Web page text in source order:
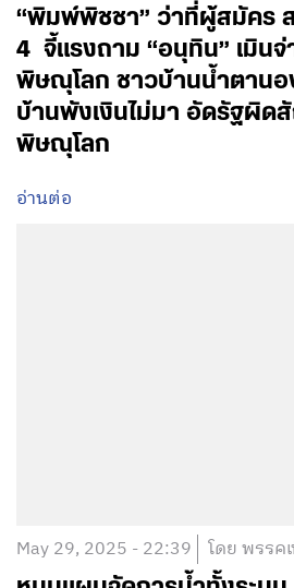
“พิมพ์พิชชา” ว่าที่ผู้สมัคร
4 จี้แรงถาม “อนุทิน” เมิน
พิษณุโลก ชาวบ้านน้ำตานอ
บ้านพังเงินไม่มา อัดรัฐผิ
พิษณุโลก
อ่านต่อ
May 29, 2025 - 22:39 โดย พรรค